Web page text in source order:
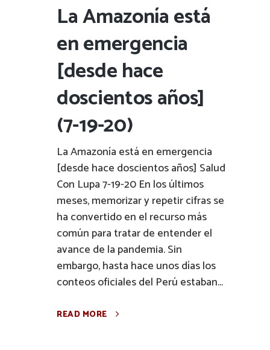
La Amazonía está
en emergencia
[desde hace
doscientos años]
(7-19-20)
La Amazonía está en emergencia
[desde hace doscientos años] Salud
Con Lupa 7-19-20 En los últimos
meses, memorizar y repetir cifras se
ha convertido en el recurso más
común para tratar de entender el
avance de la pandemia. Sin
embargo, hasta hace unos días los
conteos oficiales del Perú estaban...
READ MORE